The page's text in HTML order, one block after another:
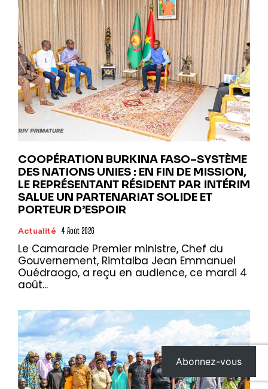
COOPÉRATION BURKINA FASO–SYSTÈME
DES NATIONS UNIES : EN FIN DE MISSION,
LE REPRÉSENTANT RÉSIDENT PAR INTÉRIM
SALUE UN PARTENARIAT SOLIDE ET
PORTEUR D’ESPOIR
Actualité 4 Août 2026
Le Camarade Premier ministre, Chef du
Gouvernement, Rimtalba Jean Emmanuel
Ouédraogo, a reçu en audience, ce mardi 4
août...
Abonnez-vous